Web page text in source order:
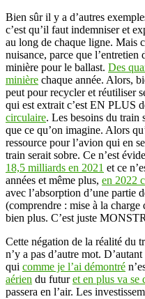
Bien sûr il y a d’autres
c’est qu’il faut indemniser et
au long de chaque ligne. Mais
nuisance, parce que l’entretien
minière pour le ballast. Des
minière chaque année. Alors,
peut pour recycler et réutiliser
qui est extrait c’est EN PLUS
circulaire. Les besoins du train
que ce qu’on imagine. Alors
ressource pour l’avion qui en
train serait sobre. Ce n’est
18,5 milliards en 2021 et ce
années et même plus, en 2022
avec l’absorption d’une partie
(comprendre : mise à la charge
bien plus. C’est juste
Cette négation de la réalité du
n’y a pas d’autre mot.
qui comme je l’ai démontré
aérien du futuret en plus va se
passera en l’air. Les